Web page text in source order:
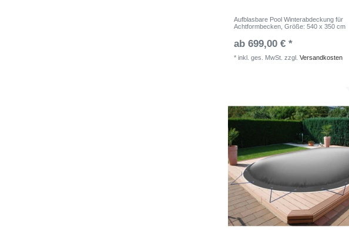
Aufblasbare Pool Winterabdeckung für
Achtformbecken , Größe: 540 x 350 cm
ab 699,00 € *
*inkl. ges. MwSt. zzgl.Versandkosten